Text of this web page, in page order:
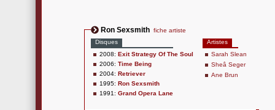
Ron Sexsmith fiche artiste
Disques
2008: Exit Strategy Of The Soul
2006: Time Being
2004: Retriever
1995: Ron Sexsmith
1991: Grand Opera Lane
Artistes
Sarah Slean
Sheâ Seger
Ane Brun